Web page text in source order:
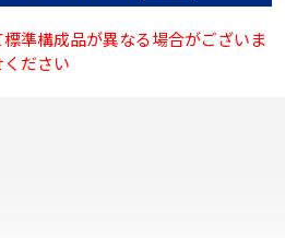
標準構成品が異なる場合がございま
ださい